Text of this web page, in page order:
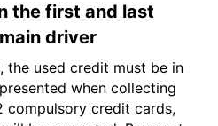
the first and last
driver
the used credit must be in
when collecting
compulsory credit cards,